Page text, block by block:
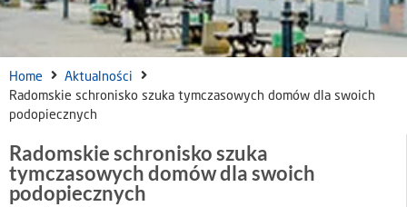
Home
Aktualności
Radomskie schronisko szuka tymczasowych domów dla swoich
podopiecznych
Radomskie schronisko szuka
tymczasowych domów dla swoich
podopiecznych